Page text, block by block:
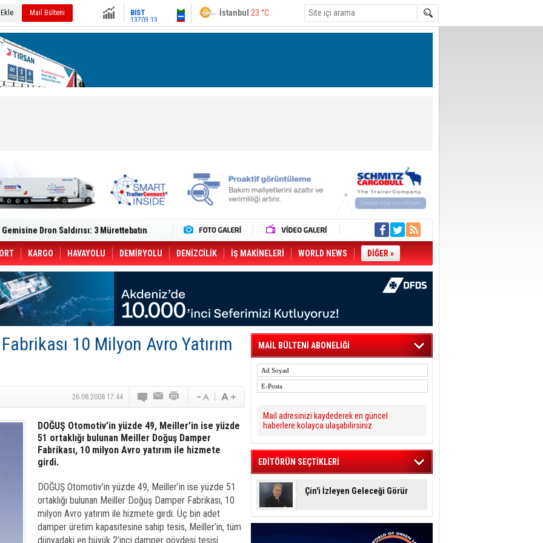
Mail Bülteni
Altın6551.46 Ankara21 °C
Master Red EDITION'ı ÖKN Lojistik
CCO'su Oldu
49 Destinasyonda İndirimli Taşıma
Aybir Lojistik Filosuna Katıldı
Dergi)
Yönetimini Dijitalleştiriyor
in June, Up 8.5%
ile Güçlendirdi
Saadia Zahidi Getirildi. IATA Tarihinde İlk
Zahidi as Director General
Ankara ile Hizmet Ağını Güçlendirdi
10 Adet T520 Çekici Teslim Etti
KARGO HAVAYOLU DEMİRYOLU DENİZCİLİK İŞ MAKİNELERİ WORLD NEWS DİĞER »
10 Milyon Avro Yatırım
26.08.2008 17:44
DOĞUŞ Otomotiv’in yüzde 49, Meiller’in ise yüzde
51 ortaklığı bulunan Meiller Doğuş Damper
Fabrikası, 10 milyon Avro yatırım ile hizmete
girdi.
DOĞUŞ Otomotiv’in yüzde 49, Meiller’in ise yüzde 51
ortaklığı bulunan Meiller Doğuş Damper Fabrikası, 10
milyon Avro yatırım ile hizmete girdi. Üç bin adet
damper üretim kapasitesine sahip tesis, Meiller’in, tüm
dünyadaki en büyük 2’inci damper gövdesi tesisi
MAİL BÜLTENİ ABONELİĞİ
Mail adresinizi kaydederek en güncel
haberlere kolayca ulaşabilirsiniz
EDİTÖRÜN SEÇTİKLERİ
Çin'i İzleyen Geleceği Görür